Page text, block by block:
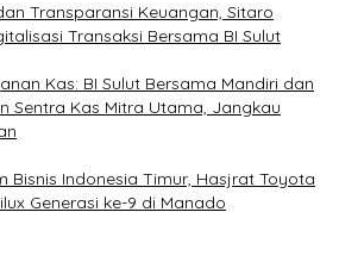
Transparansi Keuangan, Sitaro
Transaksi Bersama BI Sulut
Kas: BI Sulut Bersama Mandiri dan
Sentra Kas Mitra Utama, Jangkau
Bisnis Indonesia Timur, Hasjrat Toyota
Generasi ke-9 di Manado